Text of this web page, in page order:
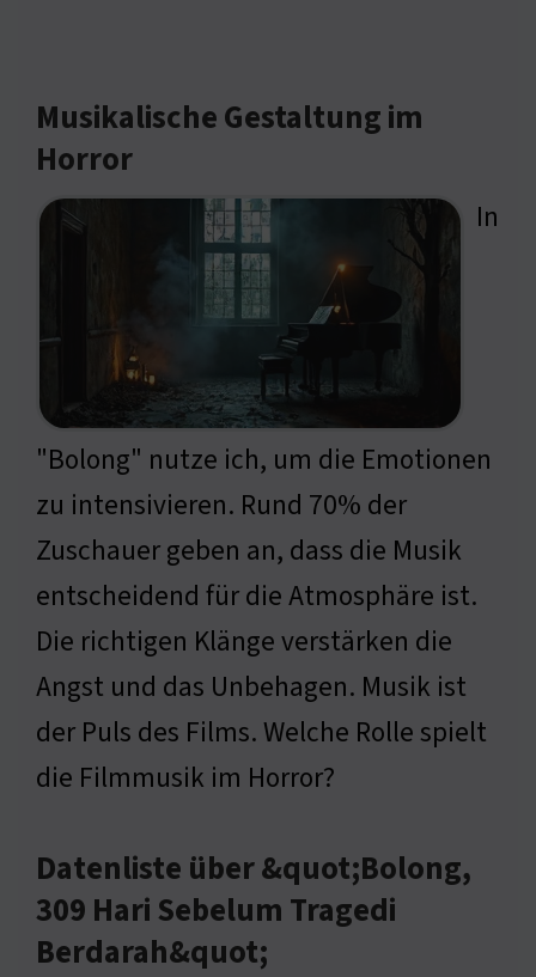
Musikalische Gestaltung im
Horror
In
"Bolong" nutze ich, um die Emotionen
zu intensivieren. Rund 70% der
Zuschauer geben an, dass die Musik
entscheidend für die Atmosphäre ist.
Die richtigen Klänge verstärken die
Angst und das Unbehagen. Musik ist
der Puls des Films. Welche Rolle spielt
die Filmmusik im Horror?
Datenliste über &quot;Bolong,
309 Hari Sebelum Tragedi
Berdarah&quot;